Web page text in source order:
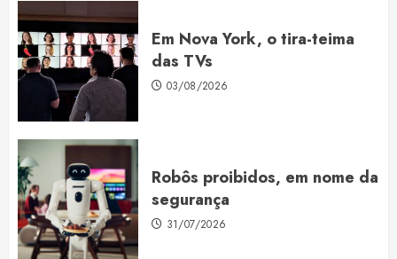
Em Nova York, o tira-teima
das TVs
03/08/2026
Robôs proibidos, em nome da
segurança
31/07/2026